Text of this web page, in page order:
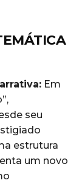
Em
seu
estrutura
um novo